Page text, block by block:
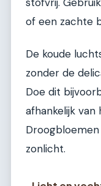
of een zachte
De koude
zonder de
Doe dit
afhankelijk van
zonlicht.